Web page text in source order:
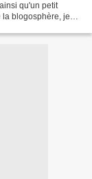
qu'un petit
la blogosphère, je